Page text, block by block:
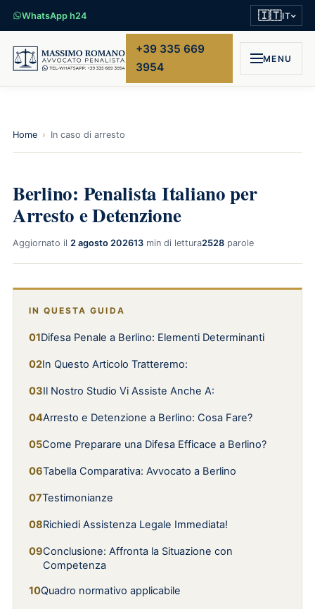
WhatsApp h24 🇮🇹IT
+39 335 669
3954
MENU
Home › In caso di arresto
Berlino: Penalista Italiano per
Arresto e Detenzione
Aggiornato il 2 agosto 202613 min di lettura2528 parole
IN QUESTA GUIDA
Difesa Penale a Berlino: Elementi Determinanti
In Questo Articolo Tratteremo:
Il Nostro Studio Vi Assiste Anche A:
Arresto e Detenzione a Berlino: Cosa Fare?
Come Preparare una Difesa Efficace a Berlino?
Tabella Comparativa: Avvocato a Berlino
Testimonianze
Richiedi Assistenza Legale Immediata!
Conclusione: Affronta la Situazione con
Competenza
Quadro normativo applicabile